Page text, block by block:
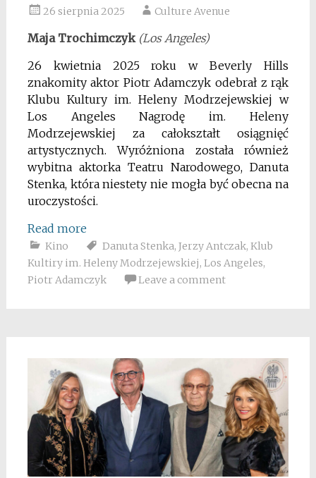
26 sierpnia 2025 Culture Avenue
Maja Trochimczyk (Los Angeles)
26 kwietnia 2025 roku w Beverly Hills
znakomity aktor Piotr Adamczyk odebrał z rąk
Klubu Kultury im. Heleny Modrzejewskiej w
Los Angeles Nagrodę im. Heleny
Modrzejewskiej za całokształt osiągnięć
artystycznych. Wyróżniona została również
wybitna aktorka Teatru Narodowego, Danuta
Stenka, która niestety nie mogła być obecna na
uroczystości.
Read more
Kino Danuta Stenka, Jerzy Antczak, Klub
Kultiry im. Heleny Modrzejewskiej, Los Angeles,
Piotr Adamczyk
Leave a comment